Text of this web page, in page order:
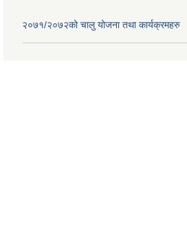
२०७१/२०७२को चालु योजना तथा कार्यक्रमहरु